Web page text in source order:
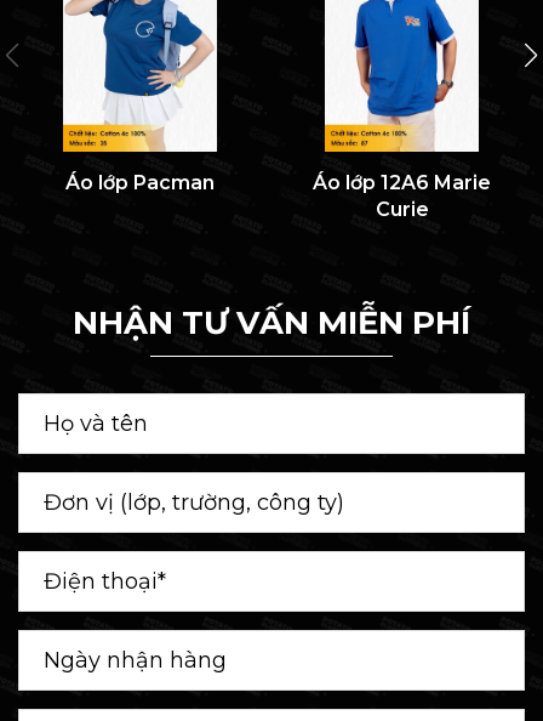
Áo lớp Pacman
Áo lớp 12A6 Marie
Curie
NHẬN TƯ VẤN MIỄN PHÍ